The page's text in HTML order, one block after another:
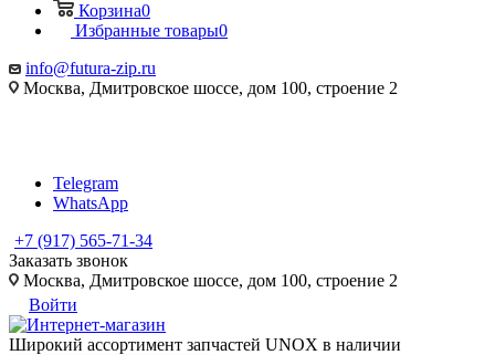
Корзина0
Избранные товары0
info@futura-zip.ru
Москва, Дмитровское шоссе, дом 100, строение 2
Telegram
WhatsApp
+7 (917) 565-71-34
Заказать звонок
Москва, Дмитровское шоссе, дом 100, строение 2
Войти
Широкий ассортимент запчастей UNOX в наличии